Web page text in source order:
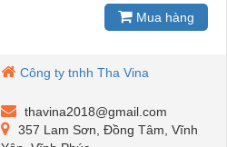
Mua hàng
Công ty tnhh Tha Vina
thavina2018@gmail.com
357 Lam Sơn, Đồng Tâm, Vĩnh